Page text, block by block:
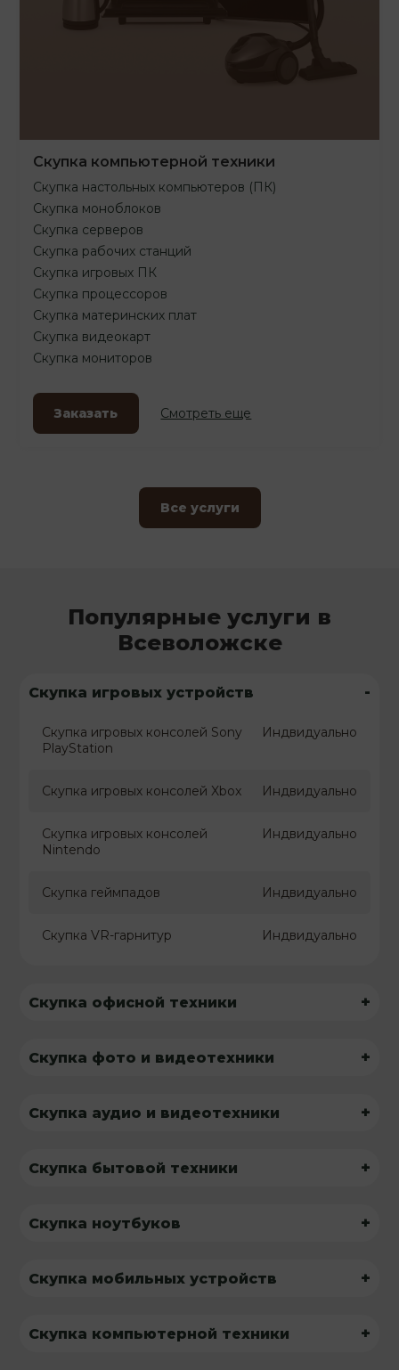
Скупка компьютерной техники
Скупка настольных компьютеров (ПК)
Скупка моноблоков
Скупка серверов
Скупка рабочих станций
Скупка игровых ПК
Скупка процессоров
Скупка материнских плат
Скупка видеокарт
Скупка мониторов
Заказать Смотреть еще
Все услуги
Популярные услуги в
Всеволожске
Скупка игровых устройств -
Скупка игровых консолей Sony
PlayStation
Индвидуально
Скупка игровых консолей Xbox Индвидуально
Скупка игровых консолей
Nintendo
Индвидуально
Скупка геймпадов Индвидуально
Скупка VR-гарнитур Индвидуально
Скупка офисной техники +
Скупка фото и видеотехники +
Скупка аудио и видеотехники +
Скупка бытовой техники +
Скупка ноутбуков +
Скупка мобильных устройств +
Скупка компьютерной техники +